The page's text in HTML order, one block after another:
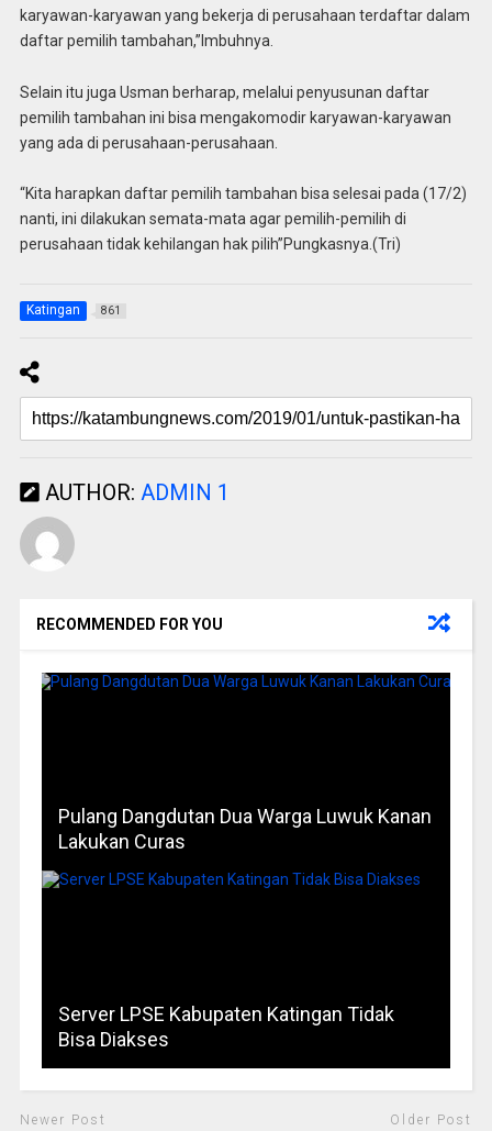
karyawan-karyawan yang bekerja di perusahaan terdaftar dalam
daftar pemilih tambahan,”Imbuhnya.
Selain itu juga Usman berharap, melalui penyusunan daftar
pemilih tambahan ini bisa mengakomodir karyawan-karyawan
yang ada di perusahaan-perusahaan.
“Kita harapkan daftar pemilih tambahan bisa selesai pada (17/2)
nanti, ini dilakukan semata-mata agar pemilih-pemilih di
perusahaan tidak kehilangan hak pilih”Pungkasnya.(Tri)
Katingan 861
AUTHOR: ADMIN 1
RECOMMENDED FOR YOU
Pulang Dangdutan Dua Warga Luwuk Kanan
Lakukan Curas
Server LPSE Kabupaten Katingan Tidak
Bisa Diakses
Newer Post Older Post